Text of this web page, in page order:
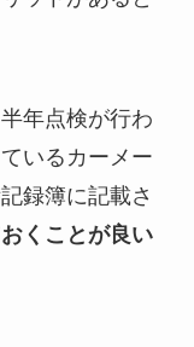
年点検が行わ
いるカーメー
録簿に記載さ
くことが良い